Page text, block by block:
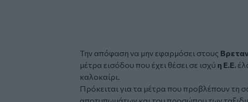
Την απόφαση να μην εφαρμόσει στους
μέτρα εισόδου που έχει θέσει σε ισχύ η Ε.Ε.
καλοκαίρι.
Πρόκειται για τα μέτρα που προβλέπουν τη